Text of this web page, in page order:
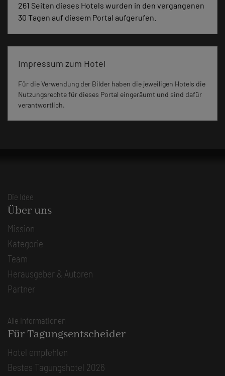
261 Seiten dieses Hotels wurden in den vergangenen
30 Tagen auf diesem Portal aufgerufen.
Impressum zum Hotel
Für die Verwendung der Bilder haben die jeweiligen Hotels die
Nutzungsrechte für dieses Portal eingeräumt und sind dafür
verantwortlich.
Die Idee
Über uns
Mission
Kategorie
Team
Herausgeber & Autoren
Partner
Alle Informationen
Für Tagungsentscheider
Hotel empfehlen
Bestes Tagungshotel 2026